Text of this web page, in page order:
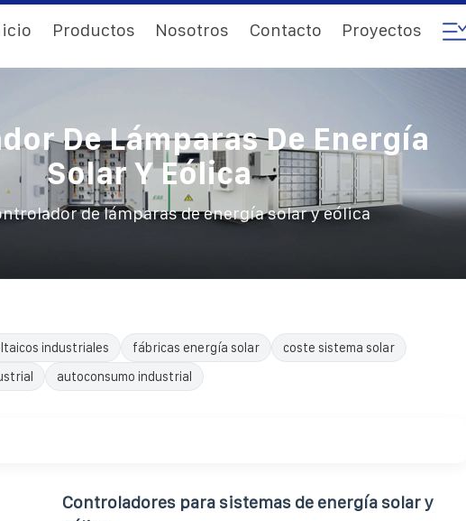
Productos Nosotros Contacto Proyectos
De Lámparas De Energía
Solar Y Eólica
de lámparas de energía solar y eólica
industriales fábricas energía solar
coste sistema solar
autoconsumo industrial
Controladores para sistemas de energía solar y